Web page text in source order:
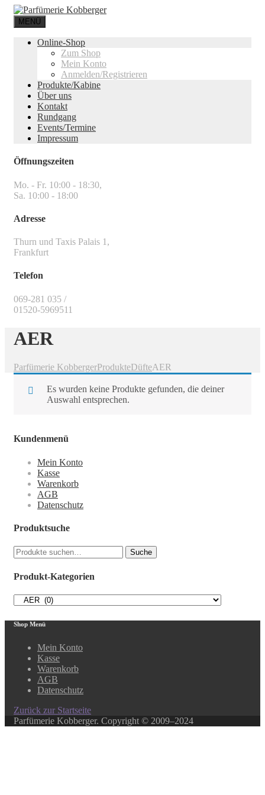
MENÜ
Online-Shop
Zum Shop
Mein Konto
Anmelden/Registrieren
Produkte/Kabine
Über uns
Kontakt
Rundgang
Events/Termine
Impressum
Öffnungszeiten
Mo. - Fr. 10:00 - 18:30,
Sa. 10:00 - 18:00
Adresse
Thurn und Taxis Palais 1,
Frankfurt
Telefon
069-281 035 /
01520-5969511
AER
Parfümerie KobbergerProdukteDüfteAER
Es wurden keine Produkte gefunden, die deiner
Auswahl entsprechen.
Kundenmenü
Mein Konto
Kasse
Warenkorb
AGB
Datenschutz
Produktsuche
Suche
nach:
Suche
Produkt-Kategorien
Shop Menü
Mein Konto
Kasse
Warenkorb
AGB
Datenschutz
Zurück zur Startseite
Parfümerie Kobberger. Copyright © 2009–2024